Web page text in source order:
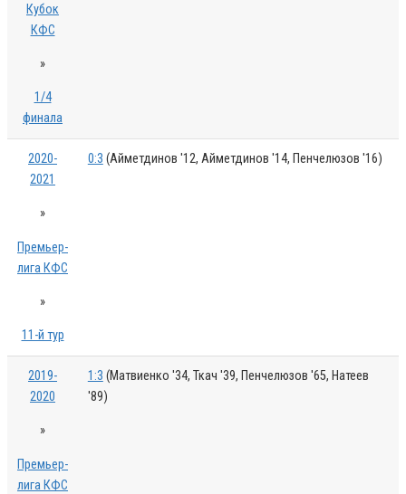
Кубок
КФС
»
1/4
финала
2020-
2021
»
Премьер-
лига КФС
»
11-й тур
0:3 (Айметдинов '12, Айметдинов '14, Пенчелюзов '16)
2019-
2020
»
Премьер-
лига КФС
1:3 (Матвиенко '34, Ткач '39, Пенчелюзов '65, Натеев
'89)